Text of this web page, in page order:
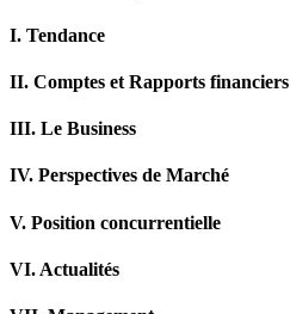
I. Tendance
II. Comptes et Rapports financiers
III. Le Business
IV. Perspectives de Marché
V. Position concurrentielle
VI. Actualités